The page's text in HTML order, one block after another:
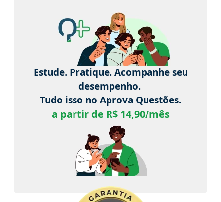
Estude. Pratique. Acompanhe seu
desempenho.
Tudo isso no Aprova Questões.
a partir de R$ 14,90/mês